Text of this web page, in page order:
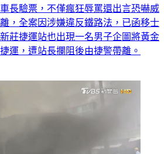
長驗票，不僅瘋狂辱罵還出言恐嚇威
，全案因涉嫌違反鐵路法，已函移士
莊捷運站也出現一名男子企圖將黃金
運，遭站長攔阻後由捷警帶離。